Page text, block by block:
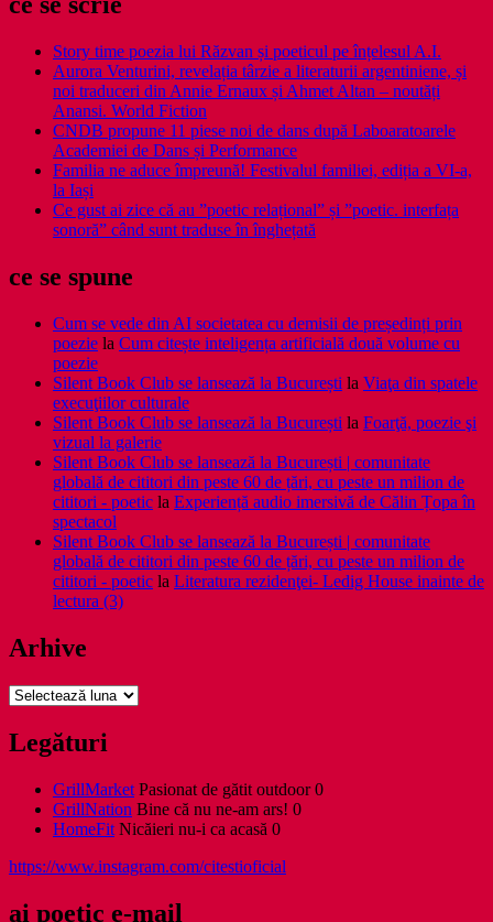
Story time poezia lui Răzvan și poeticul pe înțelesul A.I.
Aurora Venturini, revelația târzie a literaturii argentiniene, și
noi traduceri din Annie Ernaux și Ahmet Altan – noutăți
Anansi. World Fiction
CNDB propune 11 piese noi de dans după Laboaratoarele
Academiei de Dans și Performance
Familia ne aduce împreună! Festivalul familiei, ediția a VI-a,
la Iași
Ce gust ai zice că au ”poetic relațional” și ”poetic. interfața
sonoră” când sunt traduse în înghețată
ce se spune
Cum se vede din AI societatea cu demisii de președinți prin
poezie la Cum citește inteligența artificială două volume cu
poezie
Silent Book Club se lansează la București la Viaţa din spatele
execuţiilor culturale
Silent Book Club se lansează la București la Foarţă, poezie şi
vizual la galerie
Silent Book Club se lansează la București | comunitate
globală de cititori din peste 60 de țări, cu peste un milion de
cititori - poetic la Experiență audio imersivă de Călin Țopa în
spectacol
Silent Book Club se lansează la București | comunitate
globală de cititori din peste 60 de țări, cu peste un milion de
cititori - poetic la Literatura rezidenţei- Ledig House inainte de
lectura (3)
Arhive
Arhive
Legături
GrillMarket Pasionat de gătit outdoor 0
GrillNation Bine că nu ne-am ars! 0
HomeFit Nicăieri nu-i ca acasă 0
https://www.instagram.com/citestioficial
ai poetic e-mail